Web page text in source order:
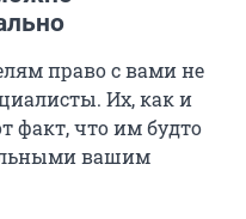
право с вами не
Их, как и
факт, что им будто
вашим